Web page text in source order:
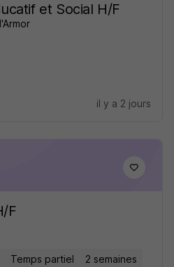
et Social H/F
il y a 2 jours
F
Temps partiel 2 semaines